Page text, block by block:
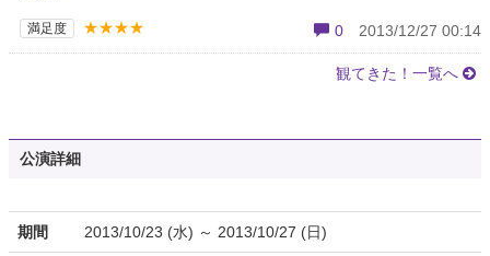
満足度 ★★★★ 0 2013/12/27 00:14
観てきた！一覧へ
公演詳細
期間 2013/10/23 (水) ～ 2013/10/27 (日)